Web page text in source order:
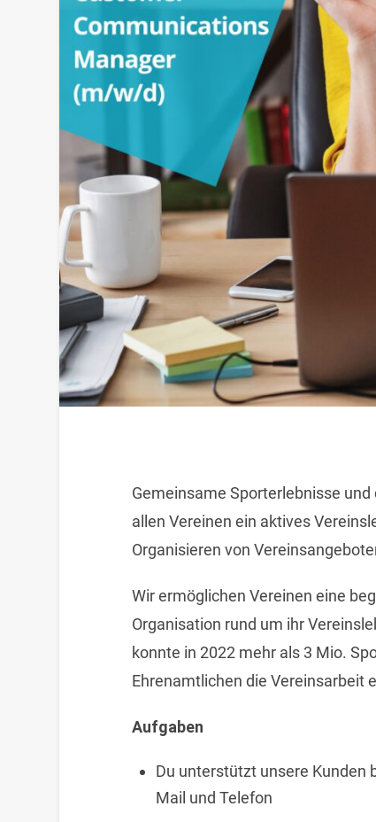
Gemeinsame Sporterlebnisse
allen Vereinen ein aktives
Organisieren von
Wir ermöglichen Vereinen eine
Organisation rund um ihr
konnte in 2022 mehr als 3 Mio.
Ehrenamtlichen die Vereinsarbeit
Aufgaben
Du unterstützt unsere Kunden
Mail und Telefon